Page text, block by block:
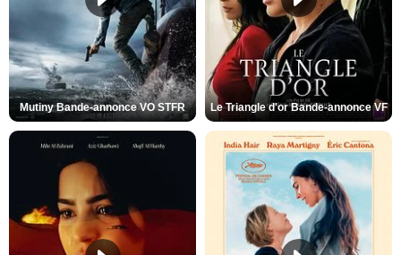
Mutiny Bande-annonce VO STFR Le Triangle d'or Bande-annonce VF